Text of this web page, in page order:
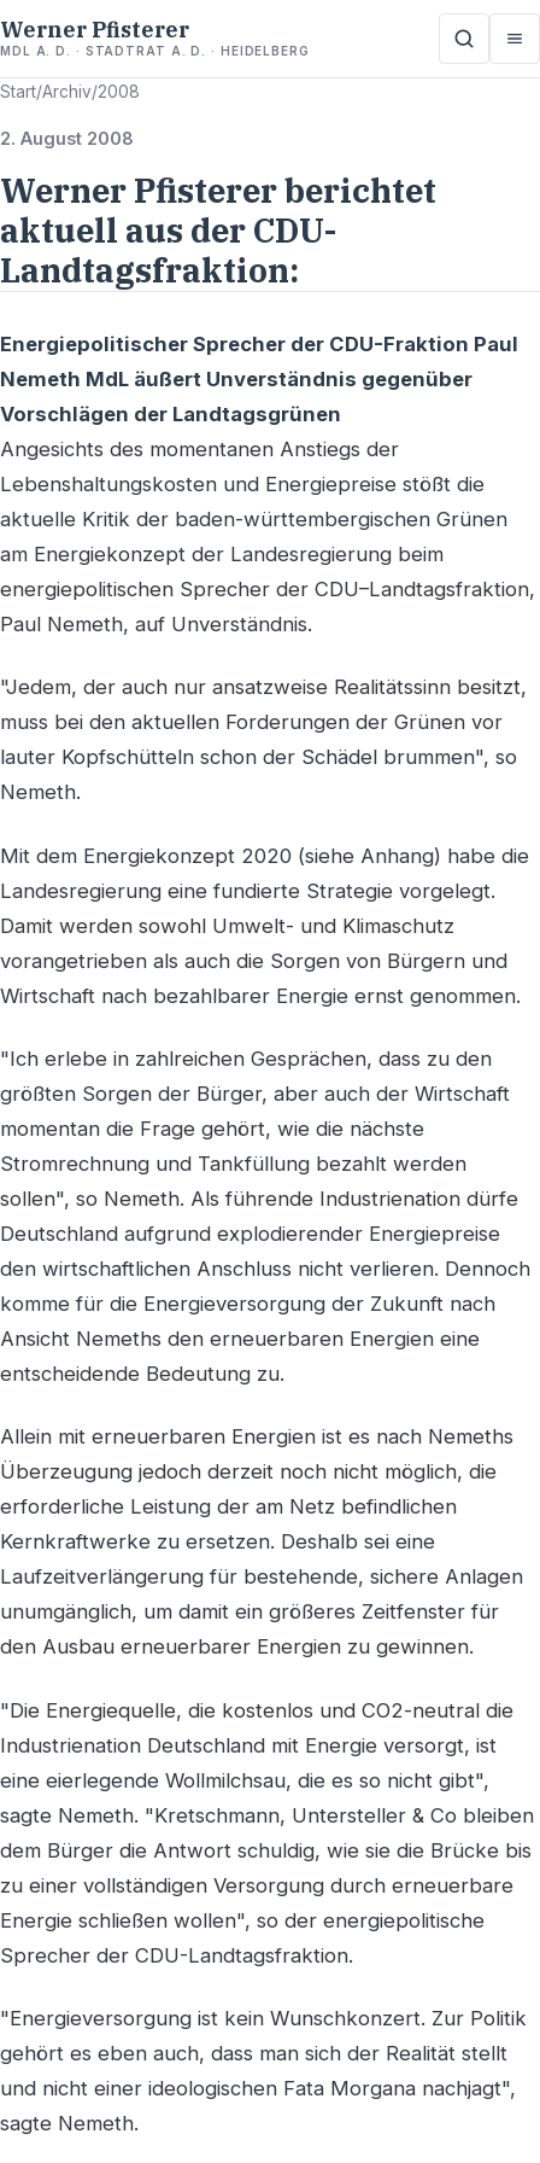
Werner Pfisterer
MDL A. D. · STADTRAT A. D. · HEIDELBERG
Start/Archiv/2008
2. August 2008
Werner Pfisterer berichtet
aktuell aus der CDU-
Landtagsfraktion:
Energiepolitischer Sprecher der CDU-Fraktion Paul
Nemeth MdL äußert Unverständnis gegenüber
Vorschlägen der Landtagsgrünen
Angesichts des momentanen Anstiegs der
Lebenshaltungskosten und Energiepreise stößt die
aktuelle Kritik der baden-württembergischen Grünen
am Energiekonzept der Landesregierung beim
energiepolitischen Sprecher der CDU–Landtagsfraktion,
Paul Nemeth, auf Unverständnis.
"Jedem, der auch nur ansatzweise Realitätssinn besitzt,
muss bei den aktuellen Forderungen der Grünen vor
lauter Kopfschütteln schon der Schädel brummen", so
Nemeth.
Mit dem Energiekonzept 2020 (siehe Anhang) habe die
Landesregierung eine fundierte Strategie vorgelegt.
Damit werden sowohl Umwelt- und Klimaschutz
vorangetrieben als auch die Sorgen von Bürgern und
Wirtschaft nach bezahlbarer Energie ernst genommen.
"Ich erlebe in zahlreichen Gesprächen, dass zu den
größten Sorgen der Bürger, aber auch der Wirtschaft
momentan die Frage gehört, wie die nächste
Stromrechnung und Tankfüllung bezahlt werden
sollen", so Nemeth. Als führende Industrienation dürfe
Deutschland aufgrund explodierender Energiepreise
den wirtschaftlichen Anschluss nicht verlieren. Dennoch
komme für die Energieversorgung der Zukunft nach
Ansicht Nemeths den erneuerbaren Energien eine
entscheidende Bedeutung zu.
Allein mit erneuerbaren Energien ist es nach Nemeths
Überzeugung jedoch derzeit noch nicht möglich, die
erforderliche Leistung der am Netz befindlichen
Kernkraftwerke zu ersetzen. Deshalb sei eine
Laufzeitverlängerung für bestehende, sichere Anlagen
unumgänglich, um damit ein größeres Zeitfenster für
den Ausbau erneuerbarer Energien zu gewinnen.
"Die Energiequelle, die kostenlos und CO2-neutral die
Industrienation Deutschland mit Energie versorgt, ist
eine eierlegende Wollmilchsau, die es so nicht gibt",
sagte Nemeth. "Kretschmann, Untersteller & Co bleiben
dem Bürger die Antwort schuldig, wie sie die Brücke bis
zu einer vollständigen Versorgung durch erneuerbare
Energie schließen wollen", so der energiepolitische
Sprecher der CDU-Landtagsfraktion.
"Energieversorgung ist kein Wunschkonzert. Zur Politik
gehört es eben auch, dass man sich der Realität stellt
und nicht einer ideologischen Fata Morgana nachjagt",
sagte Nemeth.